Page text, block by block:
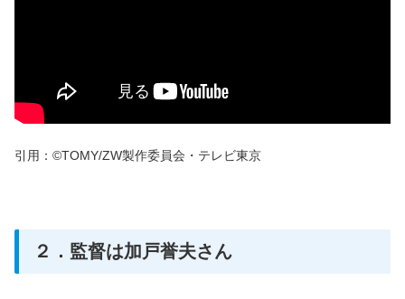
引用：©TOMY/ZW製作委員会・テレビ東京
２．監督は加戸誉夫さん